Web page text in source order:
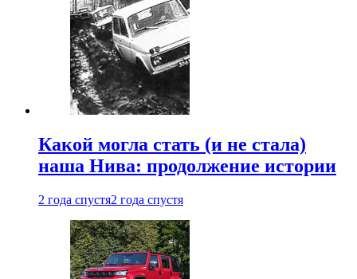
Какой могла стать (и не стала)
наша Нива: продолжение истории
2 года спустя2 года спустя